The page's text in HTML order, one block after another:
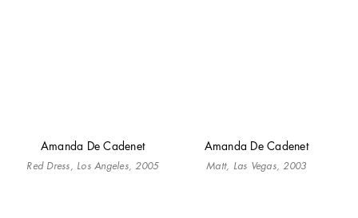
Amanda De Cadenet
Red Dress, Los Angeles, 2005
Amanda De Cadenet
Matt, Las Vegas, 2003